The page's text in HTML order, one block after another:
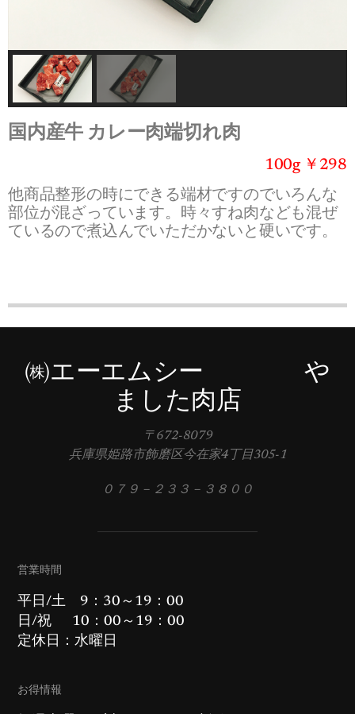
国内産牛 カレー肉端切れ肉
100g ￥298
他商品整形の時にできる端材ですのでいろんな
部位が混ざっています。時々すね肉なども混ぜ
ているので煮込んでいただかないと硬いです。
㈱エーエムシー や
ました肉店
〒672-8079
兵庫県姫路市飾磨区今在家4丁目305-1
０７９－２３３－３８００
営業時間
平日/土 9：30～19：00
日/祝 10：00～19：00
定休日：水曜日
お得情報